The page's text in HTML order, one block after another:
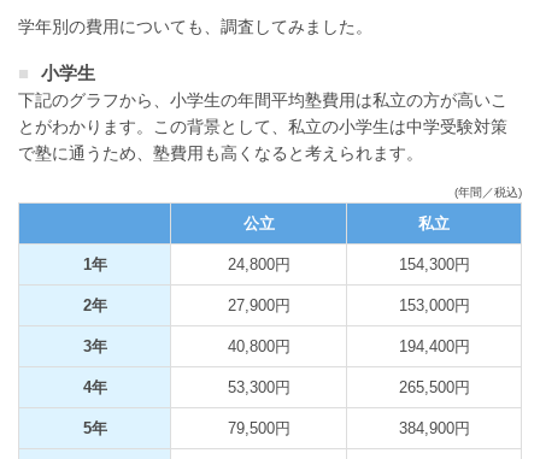
学年別の費用についても、調査してみました。
小学生
下記のグラフから、小学生の年間平均塾費用は私立の方が高いこ
とがわかります。この背景として、私立の小学生は中学受験対策
で塾に通うため、塾費用も高くなると考えられます。
(年間／税込)
公立 私立
1年 24,800円 154,300円
2年 27,900円 153,000円
3年 40,800円 194,400円
4年 53,300円 265,500円
5年 79,500円 384,900円